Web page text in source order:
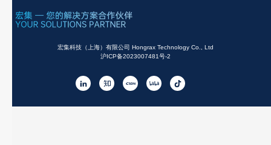
宏集科技（上海）有限公司 Hongrax Technology Co., Ltd
沪ICP备2023007481号-2